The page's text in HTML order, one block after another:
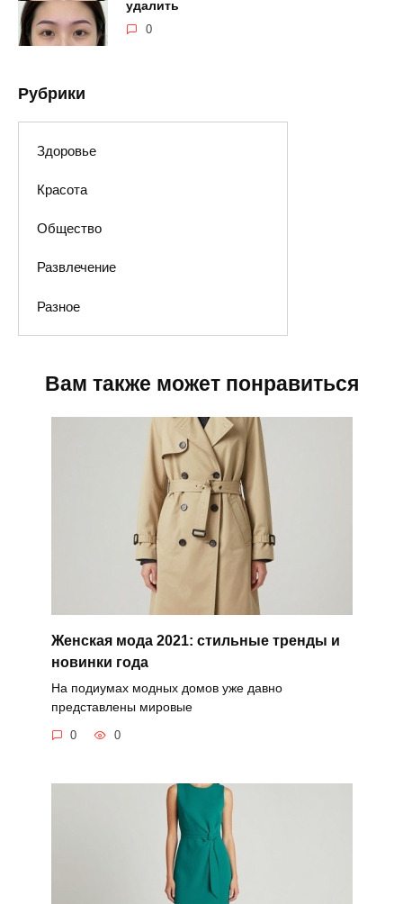
удалить
0
Рубрики
Здоровье
Красота
Общество
Развлечение
Разное
Вам также может понравиться
Женская мода 2021: стильные тренды и
новинки года
На подиумах модных домов уже давно
представлены мировые
0 0